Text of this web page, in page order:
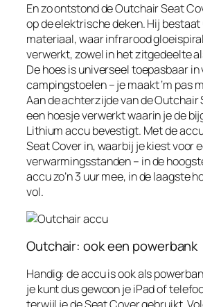
En zo ontstond de Outchair Seat
op de elektrische deken. Hij
materiaal, waar infrarood
verwerkt, zowel in het zitgedeelte
De hoes is universeel toepasbaar
campingstoelen – je maakt ‘m pas
Aan de achterzijde van de Outchair
een hoesje verwerkt waarin je de
Lithium accu bevestigt. Met de
Seat Cover in, waarbij je kiest voor
verwarmingsstanden – in de
accu zo’n 3 uur mee, in de laagste
vol.
Outchair: ook een powerbank
Handig: de accu is ook als
je kunt dus gewoon je iPad of